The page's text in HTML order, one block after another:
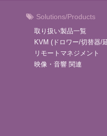
Solutions/Products
取り扱い製品一覧
KVM (ドロワー/切替器/
リモートマネジメント
映像・音響 関連